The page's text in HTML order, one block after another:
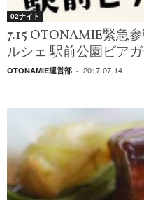
02ナイト
7.15 OTONAMIE緊急
ルシェ 駅前公園ビア
OTONAMIE運営部 - 2017-07-14